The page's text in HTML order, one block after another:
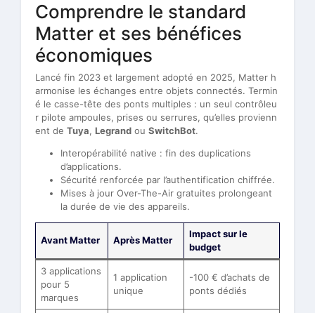
Comprendre le standard
Matter et ses bénéfices
économiques
Lancé fin 2023 et largement adopté en 2025, Matter h
armonise les échanges entre objets connectés. Termin
é le casse-tête des ponts multiples : un seul contrôleu
r pilote ampoules, prises ou serrures, qu’elles provienn
ent de Tuya, Legrand ou SwitchBot.
Interopérabilité native : fin des duplications
d’applications.
Sécurité renforcée par l’authentification chiffrée.
Mises à jour Over-The-Air gratuites prolongeant
la durée de vie des appareils.
Avant Matter Après Matter
Impact sur le
budget
3 applications
pour 5
marques
1 application
unique
-100 € d’achats de
ponts dédiés